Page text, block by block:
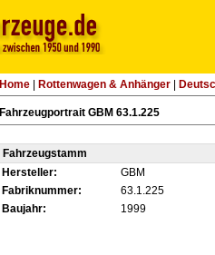
Home Rottenwagen & Anhänger
Fahrzeugportrait GBM 63.1.225
Fahrzeugstamm
Hersteller:
GBM
Fabriknummer:
63.1.225
Baujahr:
1999